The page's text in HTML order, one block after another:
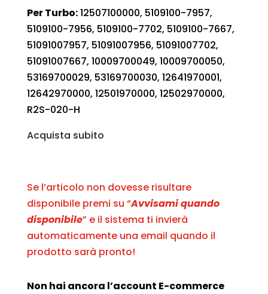
Per Turbo:12507100000, 5109100-7957,
5109100-7956, 5109100-7702, 5109100-7667,
51091007957, 51091007956, 51091007702,
51091007667, 10009700049, 10009700050,
53169700029, 53169700030, 12641970001,
12642970000, 12501970000, 12502970000,
R2S-020-H
Acquista subito
Se l’articolo non dovesse risultare
disponibile premi su “Avvisami quando
disponibile” e il sistema ti invierà
automaticamente una email quando il
prodotto sarà pronto!
Non hai ancora l’account E-commerce